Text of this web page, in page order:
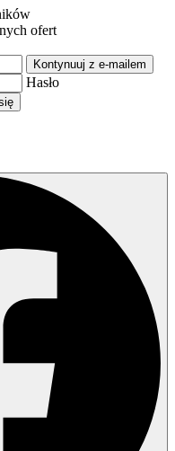
ofert
Kontynuuj z e-mailem
Hasło